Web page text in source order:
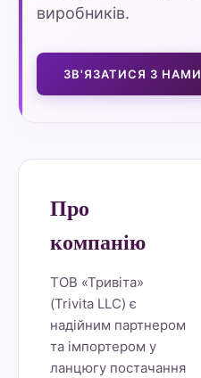
виробників.
ЗВ'ЯЗАТИСЯ З НАМИ
Про
компанію
ТОВ «Тривіта»
(Trivita LLC) є
надійним партнером
та імпортером у
ланцюгу постачання